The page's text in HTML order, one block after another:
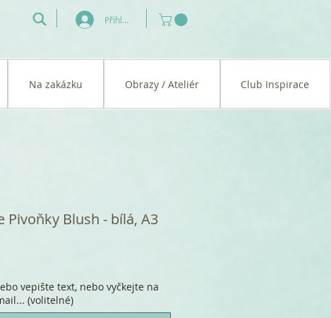
Přihlásit se
Na zakázku Obrazy / Ateliér Club Inspirace
Pivoňky Blush - bílá, A3
vepište text, nebo vyčkejte na
(volitelné)